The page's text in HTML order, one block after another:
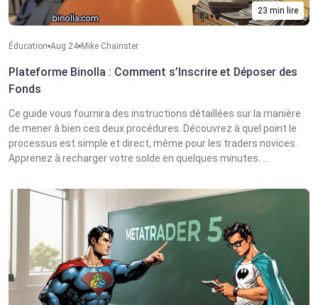
23 min lire
Éducation Aug 24 Mike Chainster
Plateforme Binolla : Comment s’Inscrire et Déposer des
Fonds
Ce guide vous fournira des instructions détaillées sur la manière
de mener à bien ces deux procédures. Découvrez à quel point le
processus est simple et direct, même pour les traders novices.
Apprenez à recharger votre solde en quelques minutes. ...